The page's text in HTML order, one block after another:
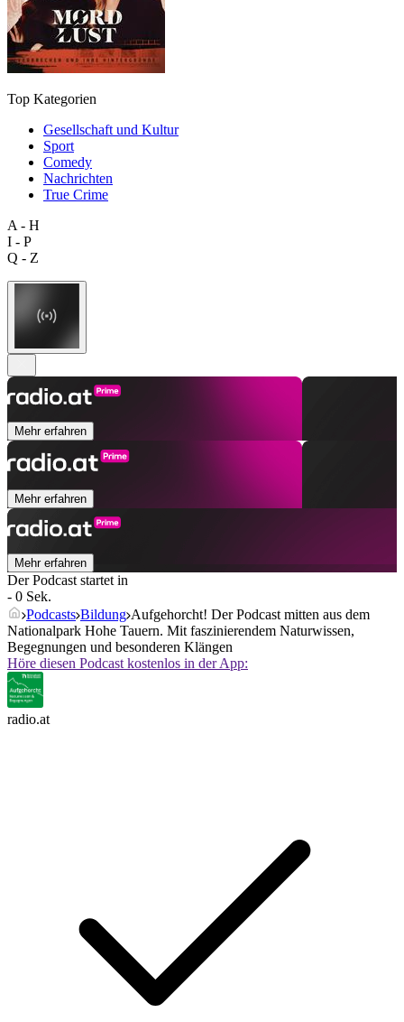
Top Kategorien
Gesellschaft und Kultur
Sport
Comedy
Nachrichten
True Crime
A - H
I - P
Q - Z
Mehr erfahren
Mehr erfahren
Mehr erfahren
Der Podcast startet in
- 0 Sek.
Podcasts Bildung Aufgehorcht! Der Podcast mitten aus dem
Nationalpark Hohe Tauern. Mit faszinierendem Naturwissen,
Begegnungen und besonderen Klängen
Höre diesen Podcast kostenlos in der App:
radio.at